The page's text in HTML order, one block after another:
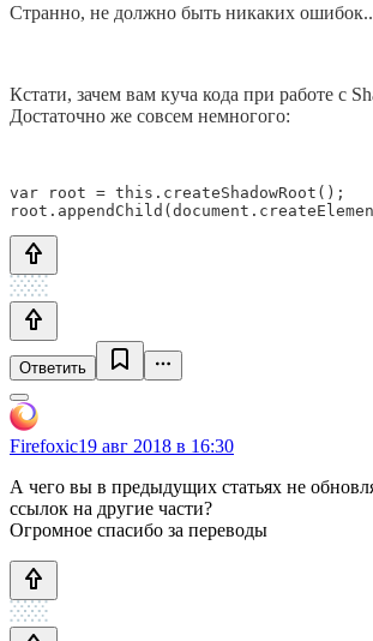
Странно, не должно быть никаких
Кстати, зачем вам куча кода при работе с
Достаточно же совсем немногого:
var root = this.createShadowRoot();
Ответить
Firefoxic19 авг 2018 в 16:30
А чего вы в предыдущих статьях не
ссылок на другие части?
Огромное спасибо за переводы